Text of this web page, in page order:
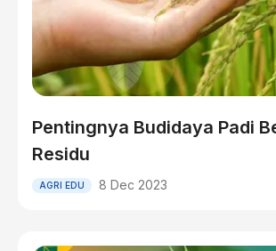
Pentingnya Budidaya Padi
Residu
AGRI EDU 8 Dec 2023